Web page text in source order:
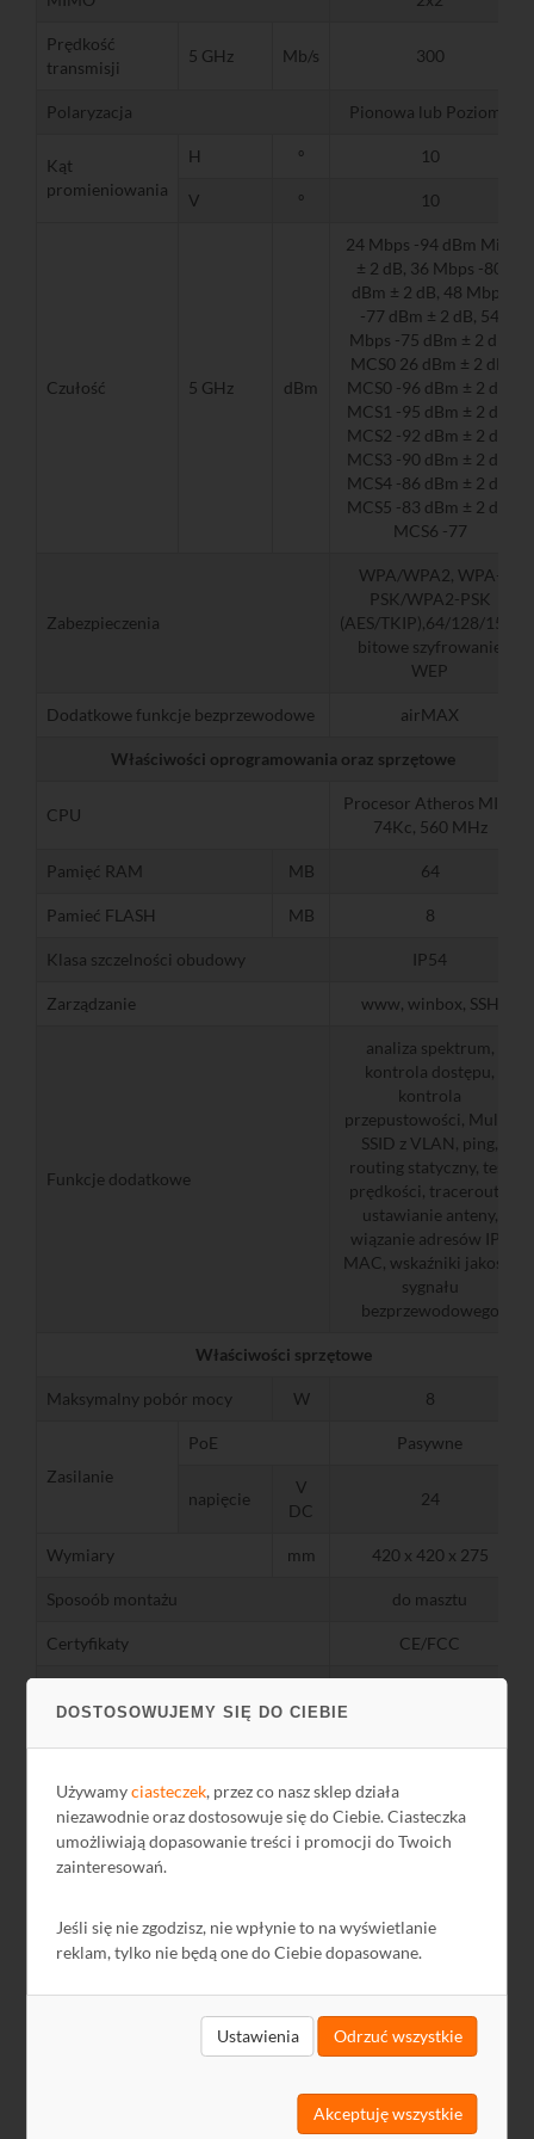
DOSTOSOWUJEMY SIĘ DO CIEBIE
Używamyciasteczek, przez co nasz sklep działa
niezawodnie oraz dostosowuje się do Ciebie. Ciasteczka
umożliwiają dopasowanie treści i promocji do Twoich
zainteresowań.
Jeśli się nie zgodzisz, nie wpłynie to na wyświetlanie
reklam, tylko nie będą one do Ciebie dopasowane.
Ustawienia Odrzuć wszystkie
Akceptuję wszystkie
Prędkość
transmisji
5 GHz Mb/s 300
Polaryzacja Pionowa lub Pozioma
Kąt
promieniowania
H º 10
V º 10
Czułość 5 GHz dBm
24 Mbps -94 dBm Min.
± 2 dB, 36 Mbps -80
dBm ± 2 dB, 48 Mbps
-77 dBm ± 2 dB, 54
Mbps -75 dBm ± 2 dB,
MCS0 26 dBm ± 2 dB,
MCS0 -96 dBm ± 2 dB,
MCS1 -95 dBm ± 2 dB,
MCS2 -92 dBm ± 2 dB,
MCS3 -90 dBm ± 2 dB,
MCS4 -86 dBm ± 2 dB,
MCS5 -83 dBm ± 2 dB,
MCS6 -77
Zabezpieczenia
WPA/WPA2, WPA-
PSK/WPA2-PSK
(AES/TKIP),64/128/152-
bitowe szyfrowanie
WEP
Dodatkowe funkcje bezprzewodowe airMAX
Właściwości oprogramowania oraz sprzętowe
CPU
Procesor Atheros MIPS
74Kc, 560 MHz
Pamięć RAM MB 64
Pamieć FLASH MB 8
Klasa szczelności obudowy IP54
Zarządzanie www, winbox, SSH
Funkcje dodatkowe
analiza spektrum,
kontrola dostępu,
kontrola
przepustowości, Multi-
SSID z VLAN, ping,
routing statyczny, test
prędkości, traceroute,
ustawianie anteny,
wiązanie adresów IP i
MAC, wskaźniki jakości
sygnału
bezprzewodowego
Właściwości sprzętowe
Maksymalny pobór mocy W 8
Zasilanie
PoE Pasywne
napięcie
V
DC
24
Wymiary mm 420 x 420 x 275
Sposoób montażu do masztu
Certyfikaty CE/FCC
Zawartość opakowania
Temperatura pracy ℃ -40...+70
Wilgotność
Pliki do pobrania
2022-03-25